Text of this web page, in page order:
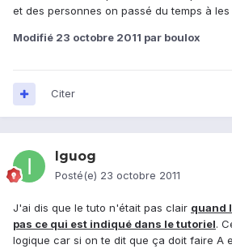
et des personnes on passé du temps à
Modifié 23 octobre 2011 par boulox
Citer
Iguog
Posté(e) 23 octobre 2011
J'ai dis que le tuto n'était pas clair quand
pas ce qui est indiqué dans le tutoriel.
logique car si on te dit que ça doit faire A